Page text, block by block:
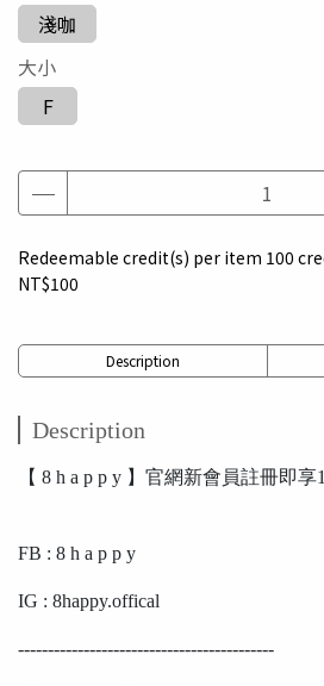
淺咖
大小
F
Redeemable credit(s) per item 100
NT$100
Description
Description
【 8 h a p p y 】官網新會員註冊即
FB : 8 h a p p y
IG : 8happy.offical
-------------------------------------------